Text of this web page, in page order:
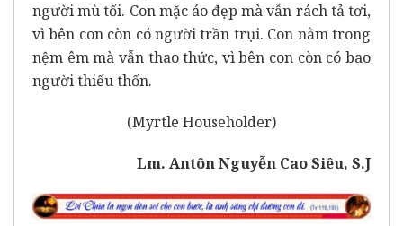
người mù tối. Con mặc áo đẹp mà vẫn rách tả tơi,
vì bên con còn có người trần trụi. Con nằm trong
nệm êm mà vẫn thao thức, vì bên con còn có bao
người thiếu thốn.
(Myrtle Householder)
Lm. Antôn Nguyễn Cao Siêu, S.J